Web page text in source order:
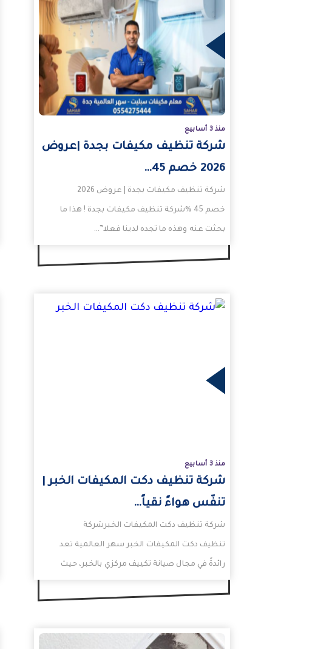
منذ 3 أسابيع
شركة تنظيف مكيفات بجدة |عروض
2026 خصم 45…
شركة تنظيف مكيفات بجدة | عروض 2026
خصم 45 %شركة تنظيف مكيفات بجدة ! هذا ما
بحثت عنه وهذه ما تجده لدينا فعلا”…
منذ 3 أسابيع
شركة تنظيف دكت المكيفات الخبر |
تنفّس هواءً نقياً…
شركة تنظيف دكت المكيفات الخبرشركة
تنظيف دكت المكيفات الخبر سهر العالمية تعد
رائدةً في مجال صيانة تكييف مركزي بالخبر، حيث